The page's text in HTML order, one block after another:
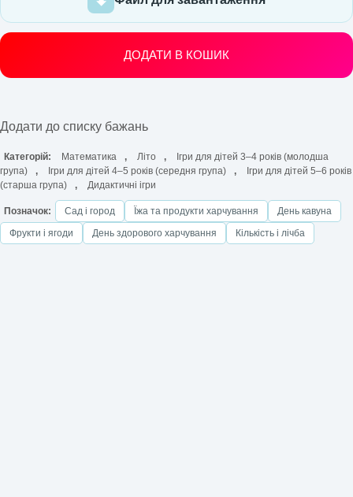
ДОДАТИ В КОШИК
Додати до списку бажань
Категорій: Математика , Літо ,
Ігри для дітей 3–4 років (молодша
група)
, Ігри для дітей 4–5 років (середня група) ,
Ігри для дітей 5–6 років
(старша група)
, Дидактичні ігри
Позначок: Сад і город Їжа та продукти харчування
День кавуна
Фрукти і ягоди
День здорового харчування Кількість і лічба